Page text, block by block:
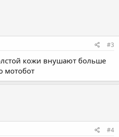
#3
кожи внушают больше
мотобот
#4